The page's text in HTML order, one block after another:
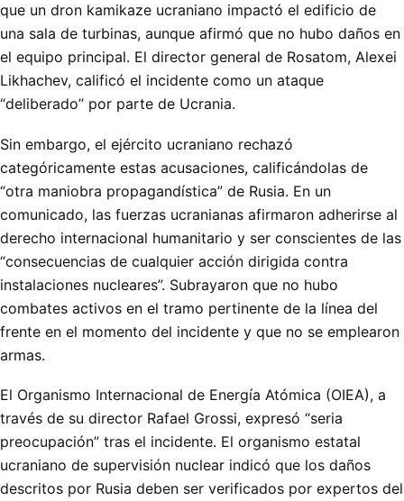
que un dron kamikaze ucraniano impactó el edificio de
una sala de turbinas, aunque afirmó que no hubo daños en
el equipo principal. El director general de Rosatom, Alexei
Likhachev, calificó el incidente como un ataque
“deliberado” por parte de Ucrania.
Sin embargo, el ejército ucraniano rechazó
categóricamente estas acusaciones, calificándolas de
“otra maniobra propagandística” de Rusia. En un
comunicado, las fuerzas ucranianas afirmaron adherirse al
derecho internacional humanitario y ser conscientes de las
“consecuencias de cualquier acción dirigida contra
instalaciones nucleares”. Subrayaron que no hubo
combates activos en el tramo pertinente de la línea del
frente en el momento del incidente y que no se emplearon
armas.
El Organismo Internacional de Energía Atómica (OIEA), a
través de su director Rafael Grossi, expresó “seria
preocupación” tras el incidente. El organismo estatal
ucraniano de supervisión nuclear indicó que los daños
descritos por Rusia deben ser verificados por expertos del